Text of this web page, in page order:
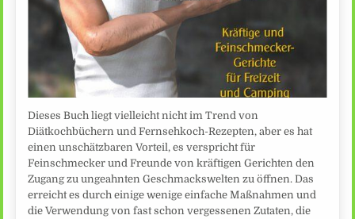
Dieses Buch liegt vielleicht nicht im Trend von
Diätkochbüchern und Fernsehkoch-Rezepten, aber es hat
einen unschätzbaren Vorteil, es verspricht für
Feinschmecker und Freunde von kräftigen Gerichten den
Zugang zu ungeahnten Geschmackswelten zu öffnen. Das
erreicht es durch einige wenige einfache Maßnahmen und
die Verwendung von fast schon vergessenen Zutaten, die